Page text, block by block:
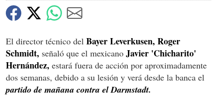
El director técnico del Bayer Leverkusen, Roger
Schmidt, señaló que el mexicano Javier 'Chicharito'
Hernández, estará fuera de acción por aproximadamente
dos semanas, debido a su lesión y verá desde la banca el
partido de mañana contra el Darmstadt.